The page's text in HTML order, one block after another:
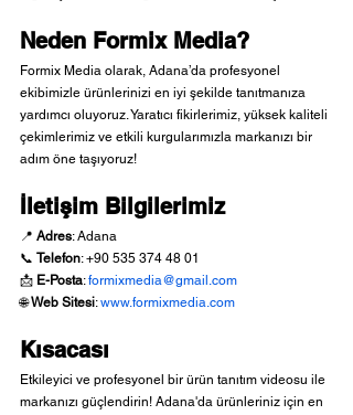
Neden Formix Media?
Formix Media olarak, Adana’da profesyonel
ekibimizle ürünlerinizi en iyi şekilde tanıtmanıza
yardımcı oluyoruz. Yaratıcı fikirlerimiz, yüksek kaliteli
çekimlerimiz ve etkili kurgularımızla markanızı bir
adım öne taşıyoruz!
İletişim Bilgilerimiz
📍 Adres: Adana
📞 Telefon: +90 535 374 48 01
📩 E-Posta: formixmedia@gmail.com
🌐 Web Sitesi: www.formixmedia.com
Kısacası
Etkileyici ve profesyonel bir ürün tanıtım videosu ile
markanızı güçlendirin! Adana'da ürünleriniz için en